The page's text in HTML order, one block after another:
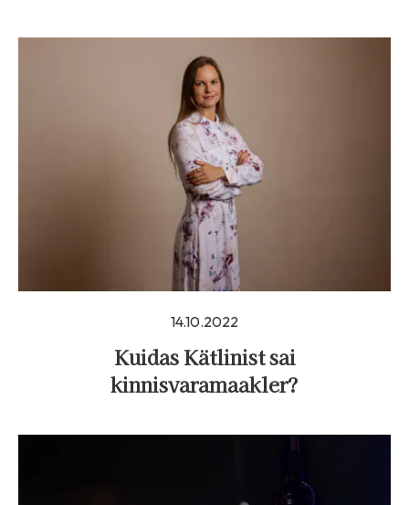
14.10.2022
Kuidas Kätlinist sai
kinnisvaramaakler?